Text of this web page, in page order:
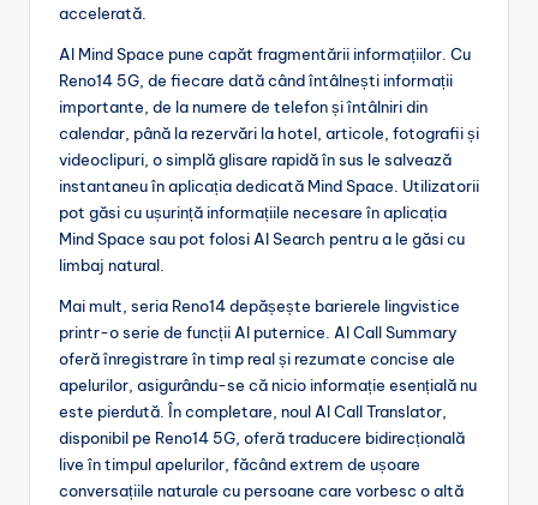
accelerată.
AI Mind Space pune capăt fragmentării informațiilor. Cu
Reno14 5G, de fiecare dată când întâlnești informații
importante, de la numere de telefon și întâlniri din
calendar, până la rezervări la hotel, articole, fotografii și
videoclipuri, o simplă glisare rapidă în sus le salvează
instantaneu în aplicația dedicată Mind Space. Utilizatorii
pot găsi cu ușurință informațiile necesare în aplicația
Mind Space sau pot folosi AI Search pentru a le găsi cu
limbaj natural.
Mai mult, seria Reno14 depășește barierele lingvistice
printr-o serie de funcții AI puternice. AI Call Summary
oferă înregistrare în timp real și rezumate concise ale
apelurilor, asigurându-se că nicio informație esențială nu
este pierdută. În completare, noul AI Call Translator,
disponibil pe Reno14 5G, oferă traducere bidirecțională
live în timpul apelurilor, făcând extrem de ușoare
conversațiile naturale cu persoane care vorbesc o altă